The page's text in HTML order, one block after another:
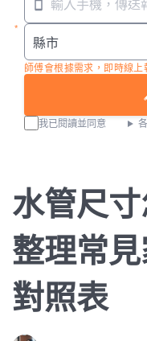
師傅會根據需求，即時線上
我已閱讀並同意
水管尺
整理常
對照表